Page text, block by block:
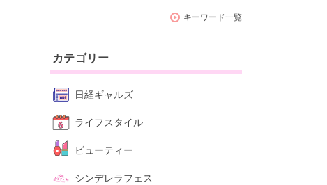
キーワード一覧
カテゴリー
日経ギャルズ
ライフスタイル
ビューティー
シンデレラフェス